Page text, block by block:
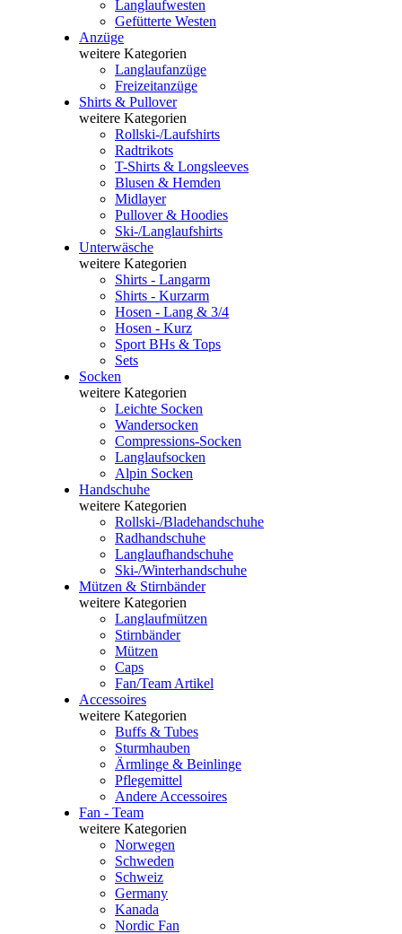
Langlaufwesten
Gefütterte Westen
Anzüge
weitere Kategorien
Langlaufanzüge
Freizeitanzüge
Shirts & Pullover
weitere Kategorien
Rollski-/Laufshirts
Radtrikots
T-Shirts & Longsleeves
Blusen & Hemden
Midlayer
Pullover & Hoodies
Ski-/Langlaufshirts
Unterwäsche
weitere Kategorien
Shirts - Langarm
Shirts - Kurzarm
Hosen - Lang & 3/4
Hosen - Kurz
Sport BHs & Tops
Sets
Socken
weitere Kategorien
Leichte Socken
Wandersocken
Compressions-Socken
Langlaufsocken
Alpin Socken
Handschuhe
weitere Kategorien
Rollski-/Bladehandschuhe
Radhandschuhe
Langlaufhandschuhe
Ski-/Winterhandschuhe
Mützen & Stirnbänder
weitere Kategorien
Langlaufmützen
Stirnbänder
Mützen
Caps
Fan/Team Artikel
Accessoires
weitere Kategorien
Buffs & Tubes
Sturmhauben
Ärmlinge & Beinlinge
Pflegemittel
Andere Accessoires
Fan - Team
weitere Kategorien
Norwegen
Schweden
Schweiz
Germany
Kanada
Nordic Fan